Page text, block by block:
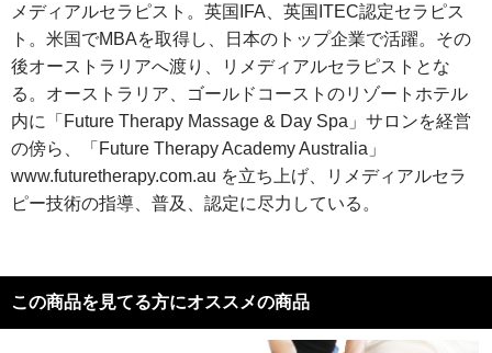
メディアルセラピスト。英国IFA、英国ITEC認定セラピス
ト。米国でMBAを取得し、日本のトップ企業で活躍。その
後オーストラリアへ渡り、リメディアルセラピストとな
る。オーストラリア、ゴールドコーストのリゾートホテル
内に「Future Therapy Massage & Day Spa」サロンを経営
の傍ら、「Future Therapy Academy Australia」
www.futuretherapy.com.au を立ち上げ、リメディアルセラ
ピー技術の指導、普及、認定に尽力している。
この商品を見てる方にオススメの商品